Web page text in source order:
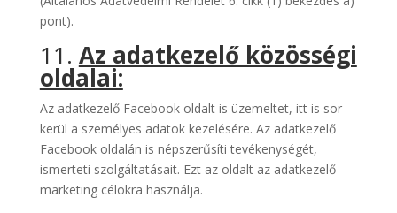
pont).
11. Az adatkezelő közösségi
oldalai:
Az adatkezelő Facebook oldalt is üzemeltet, itt is sor
kerül a személyes adatok kezelésére. Az adatkezelő
Facebook oldalán is népszerűsíti tevékenységét,
ismerteti szolgáltatásait. Ezt az oldalt az adatkezelő
marketing célokra használja.